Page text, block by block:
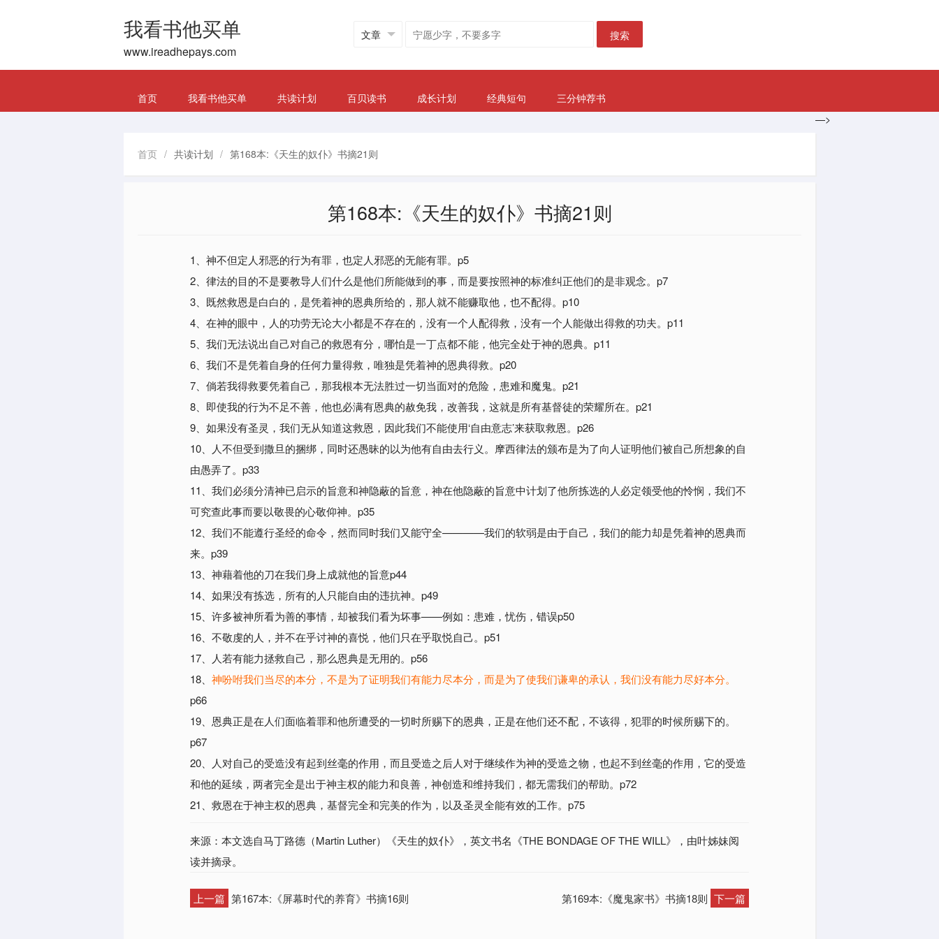
我看书他买单
www.ireadhepays.com
搜索
首页 我看书他买单 共读计划 百贝读书 成长计划 经典短句
三分钟荐书
—>
首页 / 共读计划 / 第168本:《天生的奴仆》书摘21则
第168本:《天生的奴仆》书摘21则
1、神不但定人邪恶的行为有罪，也定人邪恶的无能有罪。p5
2、律法的目的不是要教导人们什么是他们所能做到的事，而是要按照神的标准纠正他们的是非观念。p7
3、既然救恩是白白的，是凭着神的恩典所给的，那人就不能赚取他，也不配得。p10
4、在神的眼中，人的功劳无论大小都是不存在的，没有一个人配得救，没有一个人能做出得救的功夫。p11
5、我们无法说出自己对自己的救恩有分，哪怕是一丁点都不能，他完全处于神的恩典。p11
6、我们不是凭着自身的任何力量得救，唯独是凭着神的恩典得救。p20
7、倘若我得救要凭着自己，那我根本无法胜过一切当面对的危险，患难和魔鬼。p21
8、即使我的行为不足不善，他也必满有恩典的赦免我，改善我，这就是所有基督徒的荣耀所在。p21
9、如果没有圣灵，我们无从知道这救恩，因此我们不能使用‘自由意志’来获取救恩。p26
10、人不但受到撒旦的捆绑，同时还愚昧的以为他有自由去行义。摩西律法的颁布是为了向人证明他们被自己所想象的自
由愚弄了。p33
11、我们必须分清神已启示的旨意和神隐蔽的旨意，神在他隐蔽的旨意中计划了他所拣选的人必定领受他的怜悯，我们不
可究查此事而要以敬畏的心敬仰神。p35
12、我们不能遵行圣经的命令，然而同时我们又能守全————我们的软弱是由于自己，我们的能力却是凭着神的恩典而
来。p39
13、神藉着他的刀在我们身上成就他的旨意p44
14、如果没有拣选，所有的人只能自由的违抗神。p49
15、许多被神所看为善的事情，却被我们看为坏事——例如：患难，忧伤，错误p50
16、不敬虔的人，并不在乎讨神的喜悦，他们只在乎取悦自己。p51
17、人若有能力拯救自己，那么恩典是无用的。p56
18、 神吩咐我们当尽的本分，不是为了证明我们有能力尽本分，而是为了使我们谦卑的承认，我们没有能力尽好本分。
p66
19、恩典正是在人们面临着罪和他所遭受的一切时所赐下的恩典，正是在他们还不配，不该得，犯罪的时候所赐下的。
p67
20、人对自己的受造没有起到丝毫的作用，而且受造之后人对于继续作为神的受造之物，也起不到丝毫的作用，它的受造
和他的延续，两者完全是出于神主权的能力和良善，神创造和维持我们，都无需我们的帮助。p72
21、救恩在于神主权的恩典，基督完全和完美的作为，以及圣灵全能有效的工作。p75
来源：本文选自马丁路德（Martin Luther）《天生的奴仆》，英文书名《THE BONDAGE OF THE WILL》，由叶姊妹阅
读并摘录。
上一篇 第167本:《屏幕时代的养育》书摘16则 第169本:《魔鬼家书》书摘18则 下一篇